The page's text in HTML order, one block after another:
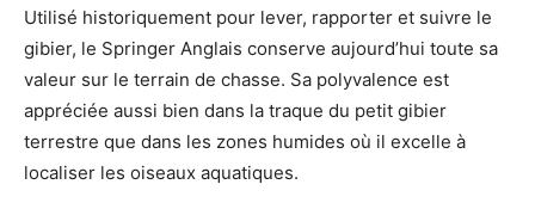
Utilisé historiquement pour lever, rapporter et suivre le
gibier, le Springer Anglais conserve aujourd’hui toute sa
valeur sur le terrain de chasse. Sa polyvalence est
appréciée aussi bien dans la traque du petit gibier
terrestre que dans les zones humides où il excelle à
localiser les oiseaux aquatiques.